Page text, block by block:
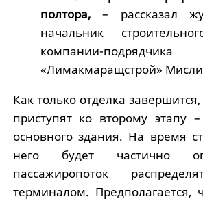
полтора,– рассказал
начальник
компании-
«Лимакмаращстрой»
Как только отделка
приступят ко второму этапу –
основного здания. На время
него будет частично
пассажиропоток
терминалом. Предполагается,